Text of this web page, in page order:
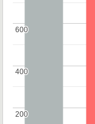
200
200
400
400
600
600